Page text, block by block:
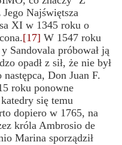
Jego Najświętsza
XI w 1345 roku o
[17] W 1547 roku
Sandovala próbował ją
opadł z sił, że nie był
następca, Don Juan F.
roku ponowne
się temu
dopiero w 1765, na
króla Ambrosio de
Marina sporządził